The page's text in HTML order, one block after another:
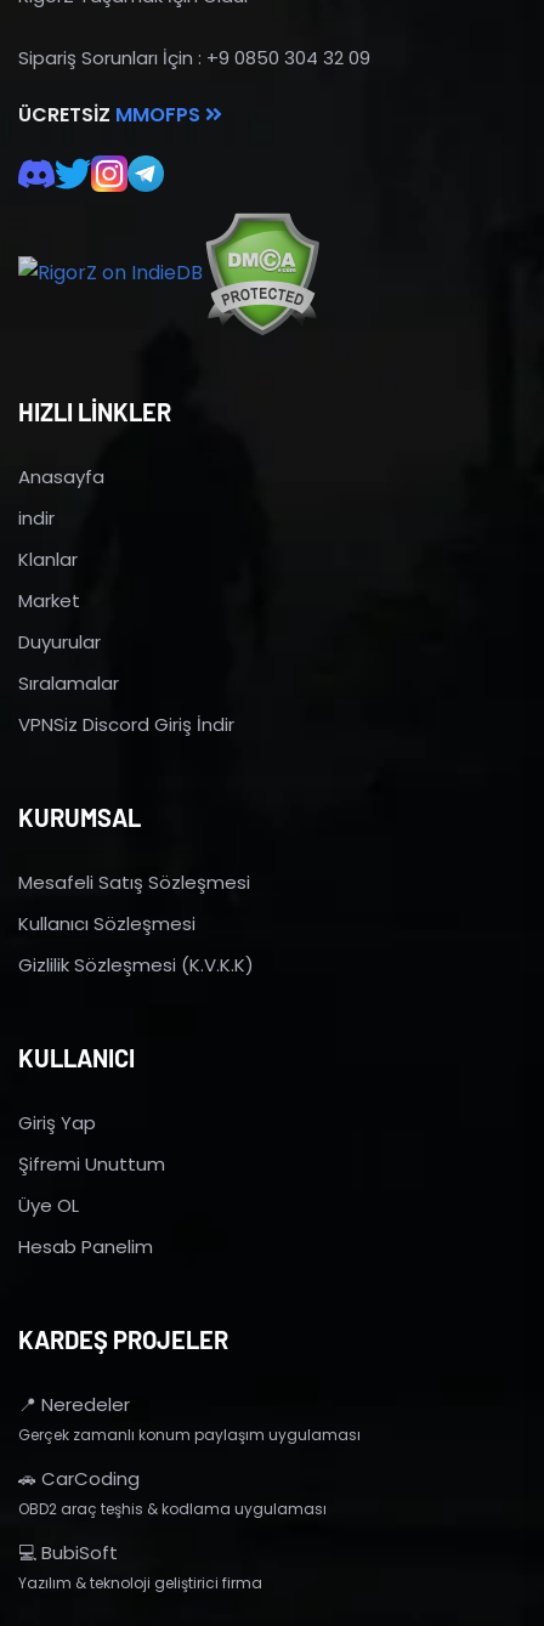
Sipariş Sorunları İçin : +9 0850 304 32 09
ÜCRETSIZ MMOFPS
HIZLI LİNKLER
Anasayfa
indir
Klanlar
Market
Duyurular
Sıralamalar
VPNSiz Discord Giriş İndir
KURUMSAL
Mesafeli Satış Sözleşmesi
Kullanıcı Sözleşmesi
Gizlilik Sözleşmesi (K.V.K.K)
KULLANICI
Giriş Yap
Şifremi Unuttum
Üye OL
Hesab Panelim
KARDEŞ PROJELER
📍 Neredeler
Gerçek zamanlı konum paylaşım uygulaması
🚗 CarCoding
OBD2 araç teşhis & kodlama uygulaması
💻 BubiSoft
Yazılım & teknoloji geliştirici firma